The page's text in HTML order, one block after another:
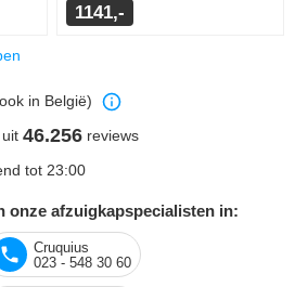
1141,-
in België)
uit 46.256 reviews
tot 23:00
onze afzuigkapspecialisten in:
Cruquius
023 - 548 30 60